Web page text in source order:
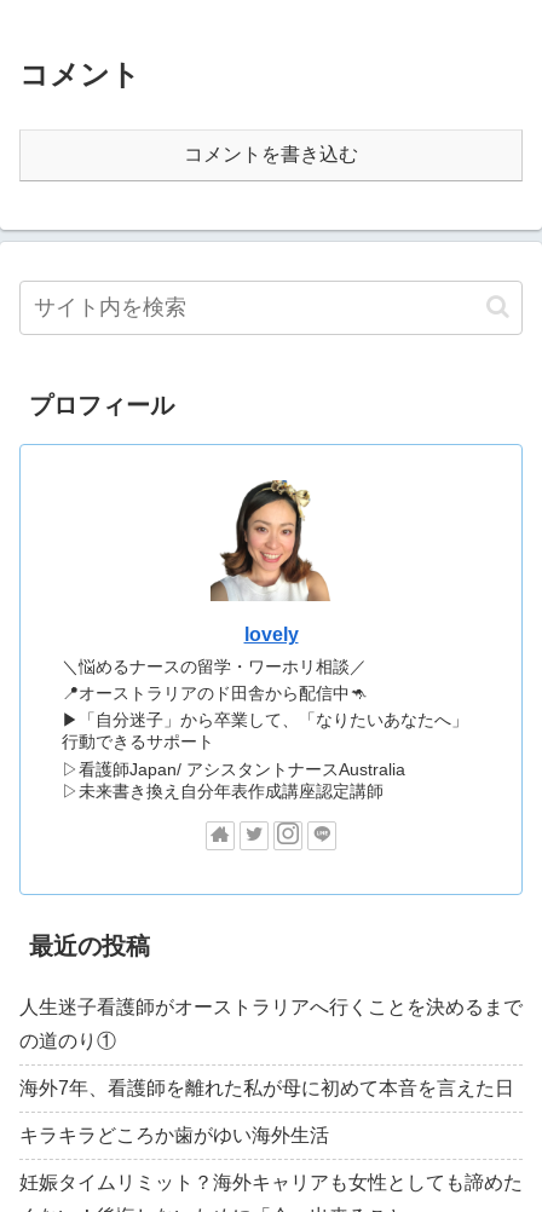
コメント
コメントを書き込む
プロフィール
lovely
＼悩めるナースの留学・ワーホリ相談／
📍オーストラリアのド田舎から配信中🦘
▶「自分迷子」から卒業して、「なりたいあなたへ」
行動できるサポート
▷看護師Japan/ アシスタントナースAustralia
▷未来書き換え自分年表作成講座認定講師
最近の投稿
人生迷子看護師がオーストラリアへ行くことを決めるまで
の道のり①
海外7年、看護師を離れた私が母に初めて本音を言えた日
キラキラどころか歯がゆい海外生活
妊娠タイムリミット？海外キャリアも女性としても諦めた